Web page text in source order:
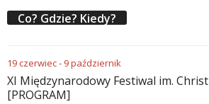
Co? Gdzie? Kiedy?
19czerwiec- 9październik
XI Międzynarodowy Festiwal im.
[PROGRAM]